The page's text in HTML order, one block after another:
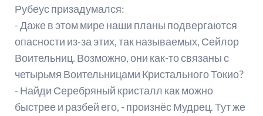
Рубеус призадумался:
- Даже в этом мире наши планы подвергаются
опасности из-за этих, так называемых, Сейлор
Воительниц. Возможно, они как-то связаны с
четырьмя Воительницами Кристального Токио?
- Найди Серебряный кристалл как можно
быстрее и разбей его, - произнёс Мудрец. Тут же